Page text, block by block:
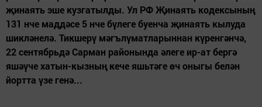
җинаять эше кузгатылды. Ул РФ Җинаять кодексының
131 нче маддәсе 5 нче бүлеге буенча җинаять кылуда
шикләнелә. Тикшерү мәгълүматларыннан күренгәнчә,
22 сентябрьдә Сарман районында әлеге ир-ат бергә
яшәүче хатын-кызның кече яшьтәге өч оныгы белән
йортта үзе генә...